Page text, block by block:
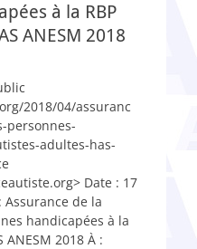
à la RBP
ANESM 2018
2018/04/assuranc
personnes-
adultes-has-
Date : 17
Assurance de la
handicapées à la
ANESM 2018 À :